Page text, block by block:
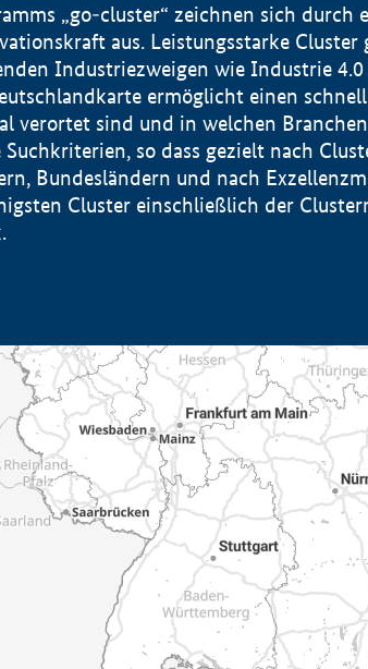
„go-cluster“ zeichnen sich durch
aus. Leistungsstarke
Industriezweigen wie Industrie
ermöglicht einen
verortet sind und in welchen
so dass gezielt nach
Bundesländern und nach
Cluster einschließlich der